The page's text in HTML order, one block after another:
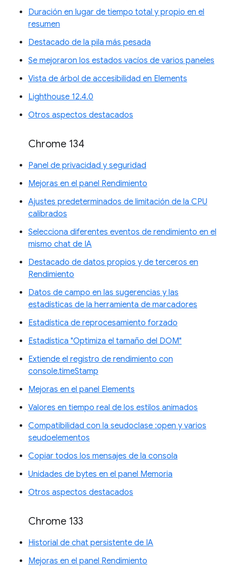
Duración en lugar de tiempo total y propio en el
resumen
Destacado de la pila más pesada
Se mejoraron los estados vacíos de varios paneles
Vista de árbol de accesibilidad en Elements
Lighthouse 12.4.0
Otros aspectos destacados
Chrome 134
Panel de privacidad y seguridad
Mejoras en el panel Rendimiento
Ajustes predeterminados de limitación de la CPU
calibrados
Selecciona diferentes eventos de rendimiento en el
mismo chat de IA
Destacado de datos propios y de terceros en
Rendimiento
Datos de campo en las sugerencias y las
estadísticas de la herramienta de marcadores
Estadística de reprocesamiento forzado
Estadística "Optimiza el tamaño del DOM"
Extiende el registro de rendimiento con
console.timeStamp
Mejoras en el panel Elements
Valores en tiempo real de los estilos animados
Compatibilidad con la seudoclase :open y varios
seudoelementos
Copiar todos los mensajes de la consola
Unidades de bytes en el panel Memoria
Otros aspectos destacados
Chrome 133
Historial de chat persistente de IA
Mejoras en el panel Rendimiento